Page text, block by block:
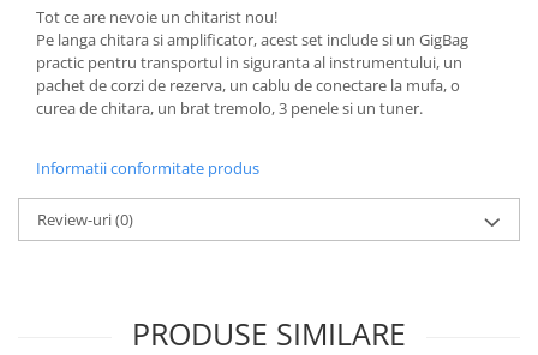
Seturi Accesorii Vioara
Vioara Clasica
Vioara Clasica set
Vioara Electrica
Mandolina
Mandolina Clasica
Accesorii mandolina
Tot ce are nevoie un chitarist nou!
Pe langa chitara si amplificator, acest set include si un GigBag
practic pentru transportul in siguranta al instrumentului, un
pachet de corzi de rezerva, un cablu de conectare la mufa, o
curea de chitara, un brat tremolo, 3 penele si un tuner.
Informatii conformitate produs
Review-uri(0)
PRODUSE SIMILARE